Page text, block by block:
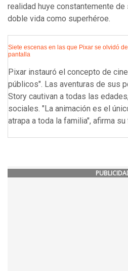
realidad huye constantemente de
doble vida como superhéroe.
Siete escenas en las que Pixar se olvidó
pantalla
Pixar instauró el concepto de
públicos". Las aventuras de sus
Story cautivan a todas las
sociales. "La animación es el
atrapa a toda la familia", afirma